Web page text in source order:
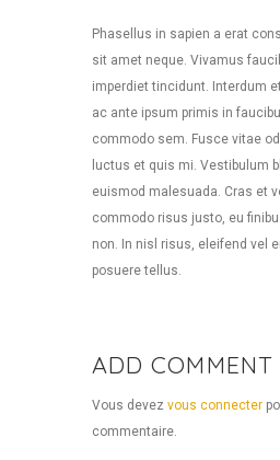
Phasellus in sapien a erat
sit amet neque. Vivamus
imperdiet tincidunt. Interdum
ac ante ipsum primis in
commodo sem. Fusce vitae
luctus et quis mi. Vestibulum
euismod malesuada. Cras et
commodo risus justo, eu
non. In nisl risus, eleifend vel
posuere tellus.
ADD COMMENT
Vous devez vous connecter
commentaire.